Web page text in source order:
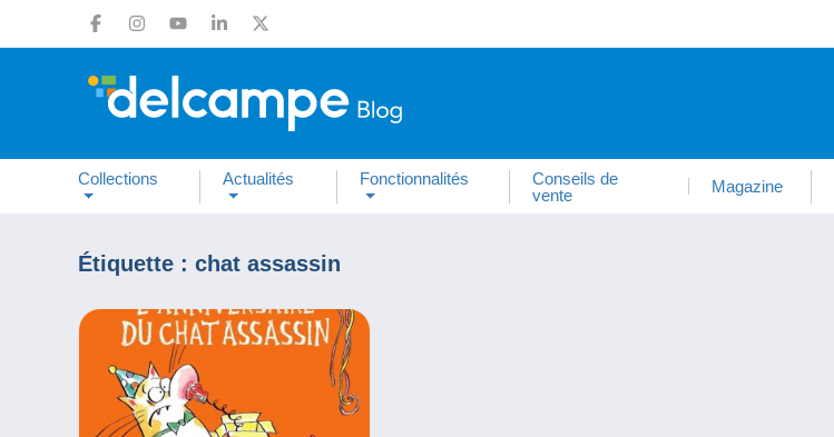
Collections Actualités Fonctionnalités
Conseils de
vente
Magazine
Étiquette : chat assassin